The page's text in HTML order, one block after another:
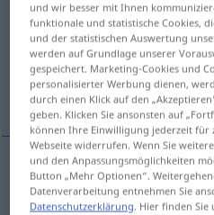
Übersicht aller
(Für mehr Details die
öz, hülasa, ekstre
, hülasa, ekstre Extrakt
und wir besser mit Ihnen
funktionale und statistische Cookies,
und der statistischen Auswertung
werden auf Grundlage unserer
gespeichert. Marketing-Cookies und
personalisierter Werbung dienen,
durch einen Klick auf den
geben. Klicken Sie ansonsten auf
können Ihre Einwilligung jederzeit für
Webseite widerrufen. Wenn Sie
und den Anpassungsmöglichkeiten
Button „Mehr Optionen“.
Datenverarbeitung entnehmen Sie
Datenschutzerklärung. Hier finden Sie